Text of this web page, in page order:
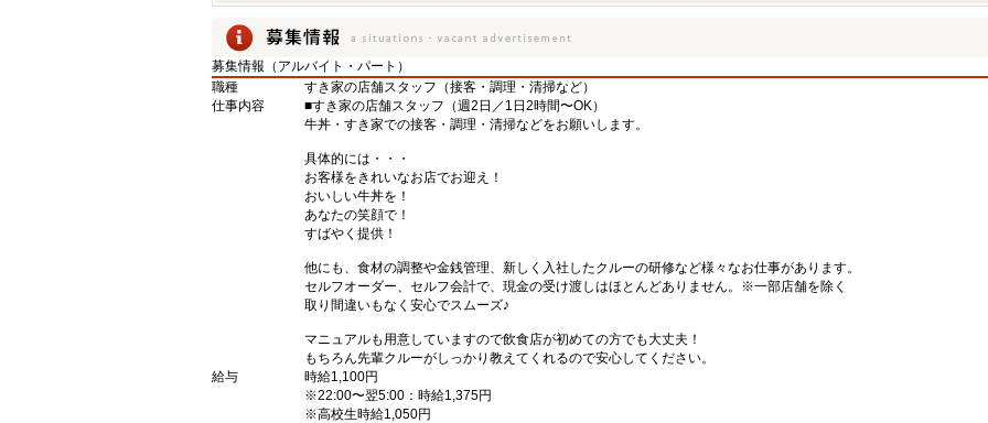
募集情報（アルバイト・パート）
職種
すき家の店舗スタッフ（接客・調理・清掃など）
仕事内容
■すき家の店舗スタッフ（週2日／1日2時間〜OK）
牛丼・すき家での接客・調理・清掃などをお願いします。
具体的には・・・
お客様をきれいなお店でお迎え！
おいしい牛丼を！
あなたの笑顔で！
すばやく提供！
他にも、食材の調整や金銭管理、新しく入社したクルーの研修など様々なお仕事があります。
セルフオーダー、セルフ会計で、現金の受け渡しはほとんどありません。※一部店舗を除く
取り間違いもなく安心でスムーズ♪
マニュアルも用意していますので飲食店が初めての方でも大丈夫！
もちろん先輩クルーがしっかり教えてくれるので安心してください。
給与
時給1,100円
※22:00〜翌5:00：時給1,375円
※高校生時給1,050円